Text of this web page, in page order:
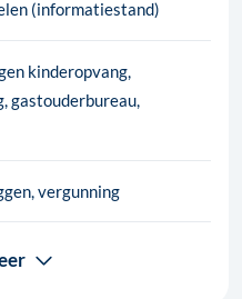
(informatiestand)
kinderopvang,
gastouderbureau,
vergunning